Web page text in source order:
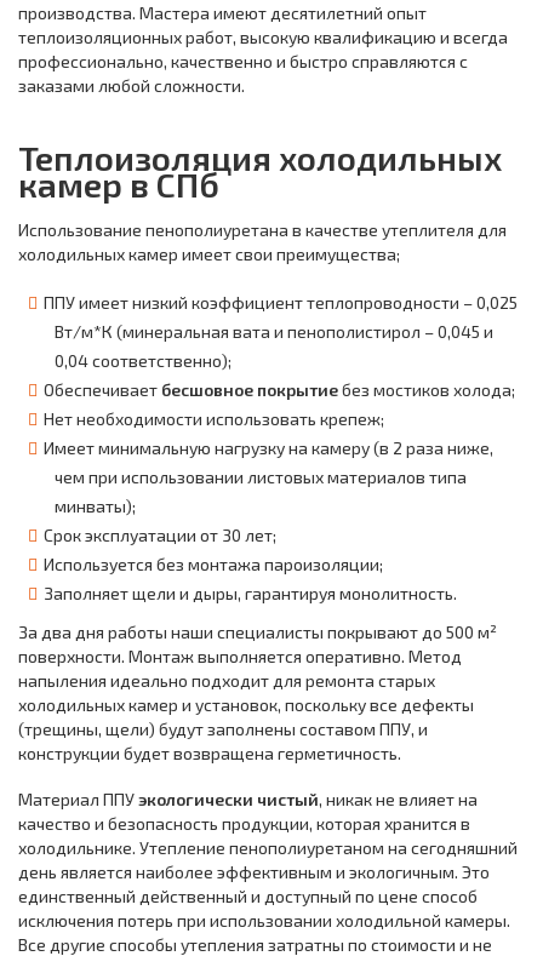
производства. Мастера имеют десятилетний опыт
теплоизоляционных работ, высокую квалификацию и всегда
профессионально, качественно и быстро справляются с
заказами любой сложности.
Теплоизоляция холодильных
камер в СПб
Использование пенополиуретана в качестве утеплителя для
холодильных камер имеет свои преимущества;
ППУ имеет низкий коэффициент теплопроводности – 0,025
Вт/м*К (минеральная вата и пенополистирол – 0,045 и
0,04 соответственно);
Обеспечивает бесшовное покрытиебез мостиков холода;
Нет необходимости использовать крепеж;
Имеет минимальную нагрузку на камеру (в 2 раза ниже,
чем при использовании листовых материалов типа
минваты);
Срок эксплуатации от 30 лет;
Используется без монтажа пароизоляции;
Заполняет щели и дыры, гарантируя монолитность.
За два дня работы наши специалисты покрывают до 500 м²
поверхности. Монтаж выполняется оперативно. Метод
напыления идеально подходит для ремонта старых
холодильных камер и установок, поскольку все дефекты
(трещины, щели) будут заполнены составом ППУ, и
конструкции будет возвращена герметичность.
Материал ППУэкологически чистый, никак не влияет на
качество и безопасность продукции, которая хранится в
холодильнике. Утепление пенополиуретаном на сегодняшний
день является наиболее эффективным и экологичным. Это
единственный действенный и доступный по цене способ
исключения потерь при использовании холодильной камеры.
Все другие способы утепления затратны по стоимости и не